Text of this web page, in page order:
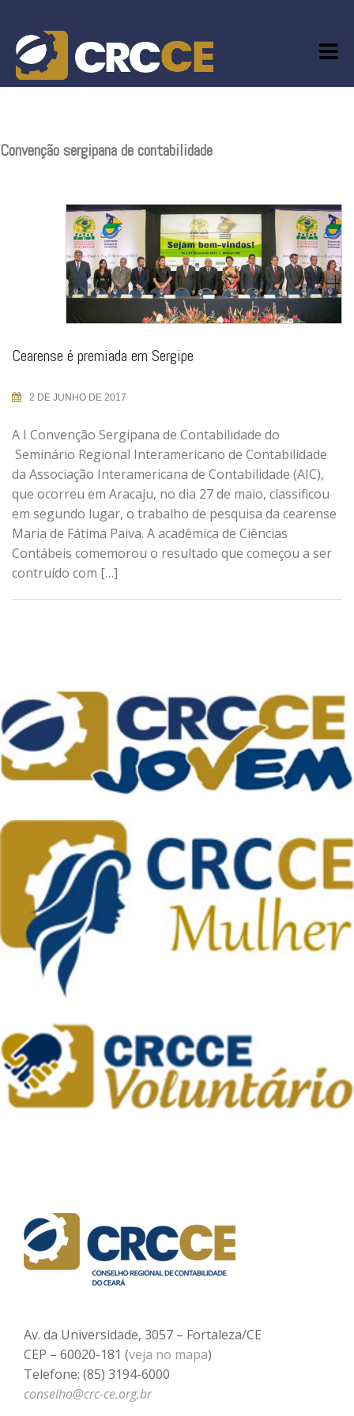
content
Convenção sergipana de contabilidade
Cearense é premiada em Sergipe
2 DE JUNHO DE 2017
A I Convenção Sergipana de Contabilidade do
Seminário Regional Interamericano de Contabilidade
da Associação Interamericana de Contabilidade (AIC),
que ocorreu em Aracaju, no dia 27 de maio, classificou
em segundo lugar, o trabalho de pesquisa da cearense
Maria de Fátima Paiva. A acadêmica de Ciências
Contábeis comemorou o resultado que começou a ser
contruído com […]
Av. da Universidade, 3057 – Fortaleza/CE
CEP – 60020-181 (veja no mapa)
Telefone: (85) 3194-6000
conselho@crc-ce.org.br